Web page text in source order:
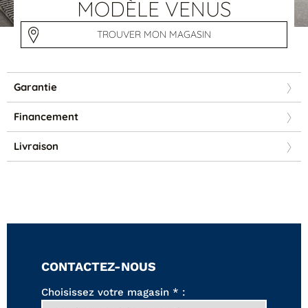
PAR FORME
Canapés avec méridienne
Tapis
Classique
Contemporain
Industriel
MODÈLE VENUS
TROUVER MON MAGASIN
Garantie
Financement
Livraison
CONTACTEZ-NOUS
Choisissez votre magasin * :